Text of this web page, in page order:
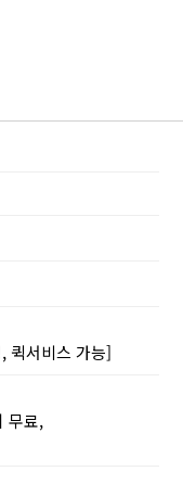
퀵서비스 가능]
무료,